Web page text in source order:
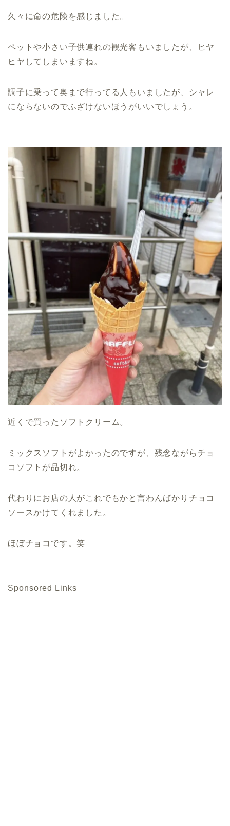
久々に命の危険を感じました。
ペットや小さい子供連れの観光客もいましたが、ヒヤ
ヒヤしてしまいますね。
調子に乗って奥まで行ってる人もいましたが、シャレ
にならないのでふざけないほうがいいでしょう。
近くで買ったソフトクリーム。
ミックスソフトがよかったのですが、残念ながらチョ
コソフトが品切れ。
代わりにお店の人がこれでもかと言わんばかりチョコ
ソースかけてくれました。
ほぼチョコです。笑
Sponsored Links